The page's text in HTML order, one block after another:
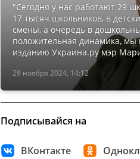
29 ноября 2024, 14:12
"Сегодня у нас работают 29
17 тысяч школьников, в
смены, а очередь в
положительная динамика,
изданию Украина.ру мэр
Подписывайся на
ВКонтакте